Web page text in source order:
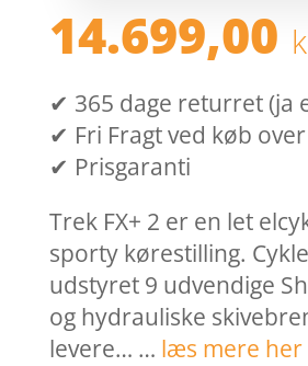
14.699,00
✔ 365 dage returret (ja
✔ Fri Fragt ved køb
✔ Prisgaranti
Trek FX+ 2 er en let
sporty kørestilling.
udstyret 9 udvendige
og hydrauliske
levere… … læs mere her